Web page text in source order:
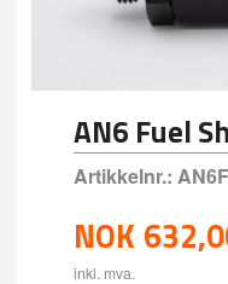
AN6 Fuel
Artikkelnr.:
NOK
inkl. mva.